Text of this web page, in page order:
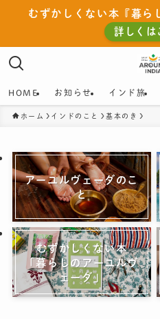
むずかしくない本『暮ら
詳しく
HOME お知らせ インド旅
ホーム インドのこと 基本のき
アーユルヴェーダのこ
と
むずかしくない本
「暮らしのアーユルヴ
ェーダ」